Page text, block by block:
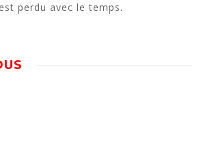
perdu avec le temps.